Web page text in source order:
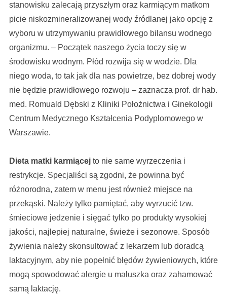
stanowisku zalecają przyszłym oraz karmiącym matkom
picie niskozmineralizowanej wody źródlanej jako opcję z
wyboru w utrzymywaniu prawidłowego bilansu wodnego
organizmu. – Początek naszego życia toczy się w
środowisku wodnym. Płód rozwija się w wodzie. Dla
niego woda, to tak jak dla nas powietrze, bez dobrej wody
nie będzie prawidłowego rozwoju – zaznacza prof. dr hab.
med. Romuald Dębski z Kliniki Położnictwa i Ginekologii
Centrum Medycznego Kształcenia Podyplomowego w
Warszawie.
Dieta matki karmiącejto nie same wyrzeczenia i
restrykcje. Specjaliści są zgodni, że powinna być
różnorodna, zatem w menu jest również miejsce na
przekąski. Należy tylko pamiętać, aby wyrzucić tzw.
śmieciowe jedzenie i sięgać tylko po produkty wysokiej
jakości, najlepiej naturalne, świeże i sezonowe. Sposób
żywienia należy skonsultować z lekarzem lub doradcą
laktacyjnym, aby nie popełnić błędów żywieniowych, które
mogą spowodować alergie u maluszka oraz zahamować
samą laktację.